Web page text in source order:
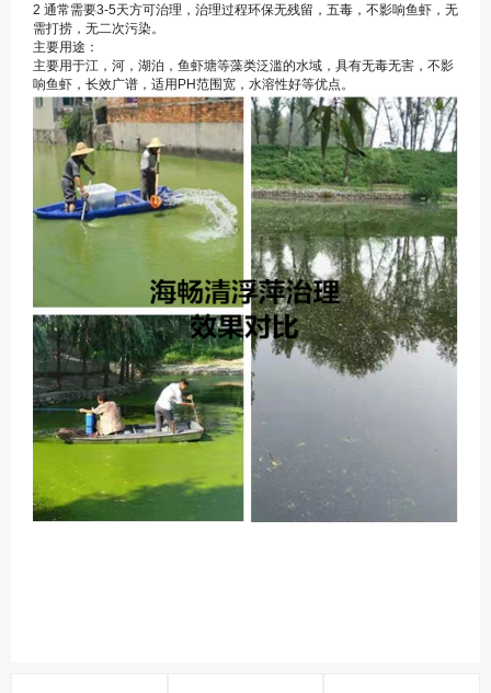
2 通常需要3-5天方可治理，治理过程环保无残留，五毒，不影响鱼虾，无
需打捞，无二次污染。
主要用途：
主要用于江，河，湖泊，鱼虾塘等藻类泛滥的水域，具有无毒无害，不影
响鱼虾，长效广谱，适用PH范围宽，水溶性好等优点。